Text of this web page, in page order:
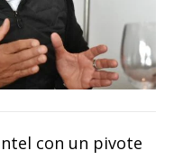
con un pivote